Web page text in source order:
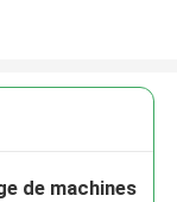
de machines